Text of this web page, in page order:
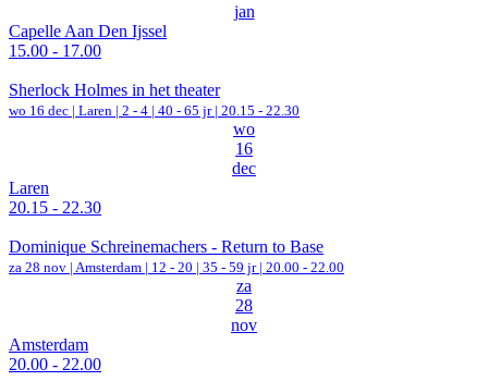
jan
Capelle Aan Den Ijssel
15.00 - 17.00
Sherlock Holmes in het theater
wo 16 dec | Laren | 2 - 4 | 40 - 65 jr | 20.15 - 22.30
wo
16
dec
Laren
20.15 - 22.30
Dominique Schreinemachers - Return to Base
za 28 nov | Amsterdam | 12 - 20 | 35 - 59 jr | 20.00 - 22.00
za
28
nov
Amsterdam
20.00 - 22.00